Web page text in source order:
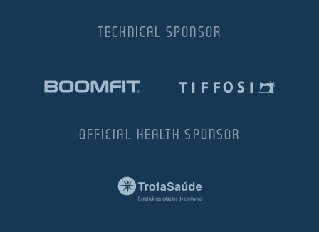
TECHNICAL SPONSOR
OFFICIAL HEALTH SPONSOR